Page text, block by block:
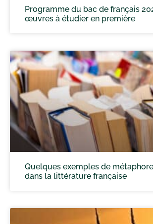
Programme du bac de français
œuvres à étudier en première
Quelques exemples de
dans la littérature française